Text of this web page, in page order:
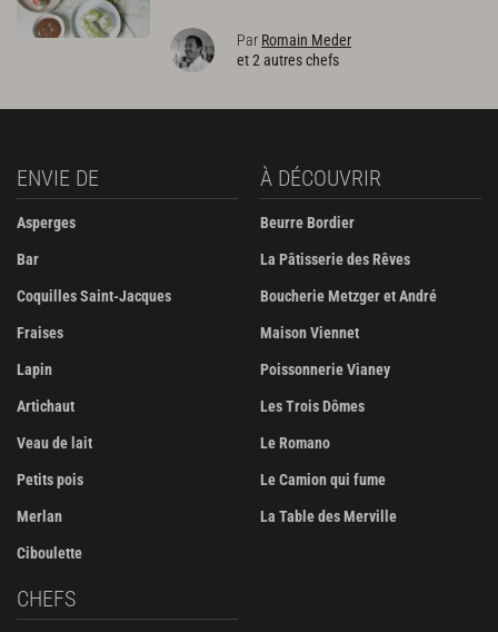
Par Romain Meder
et 2 autres chefs
ENVIE DE
Asperges
Bar
Coquilles Saint-Jacques
Fraises
Lapin
Artichaut
Veau de lait
Petits pois
Merlan
Ciboulette
À DÉCOUVRIR
Beurre Bordier
La Pâtisserie des Rêves
Boucherie Metzger et André
Maison Viennet
Poissonnerie Vianey
Les Trois Dômes
Le Romano
Le Camion qui fume
La Table des Merville
CHEFS